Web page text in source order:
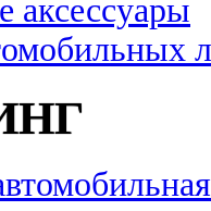
аксессуары